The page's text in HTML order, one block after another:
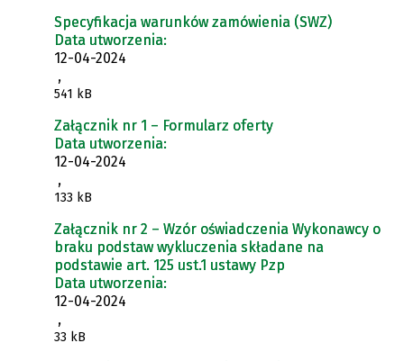
Specyfikacja warunków zamówienia (SWZ)
Data utworzenia:
12-04-2024
,
541 kB
Załącznik nr 1 – Formularz oferty
Data utworzenia:
12-04-2024
,
133 kB
Załącznik nr 2 – Wzór oświadczenia Wykonawcy o
braku podstaw wykluczenia składane na
podstawie art. 125 ust.1 ustawy Pzp
Data utworzenia:
12-04-2024
,
33 kB